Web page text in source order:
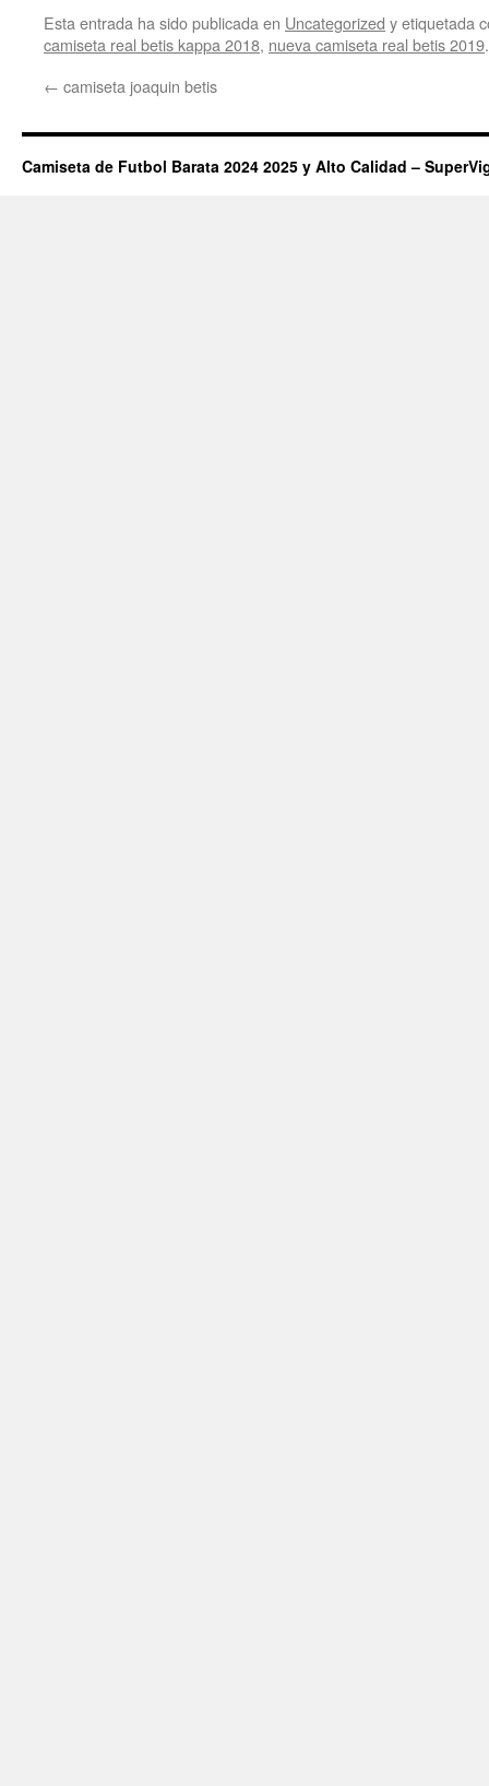
Esta entrada ha sido publicada en Uncategorized y etiquetada
camiseta real betis kappa 2018, nueva camiseta real betis 2019
← camiseta joaquin betis
Camiseta de Futbol Barata 2024 2025 y Alto Calidad –